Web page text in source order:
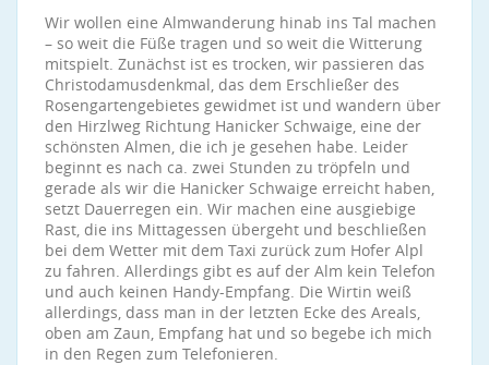
Wir wollen eine Almwanderung hinab ins Tal machen
– so weit die Füße tragen und so weit die Witterung
mitspielt. Zunächst ist es trocken, wir passieren das
Christodamusdenkmal, das dem Erschließer des
Rosengartengebietes gewidmet ist und wandern über
den Hirzlweg Richtung Hanicker Schwaige, eine der
schönsten Almen, die ich je gesehen habe. Leider
beginnt es nach ca. zwei Stunden zu tröpfeln und
gerade als wir die Hanicker Schwaige erreicht haben,
setzt Dauerregen ein. Wir machen eine ausgiebige
Rast, die ins Mittagessen übergeht und beschließen
bei dem Wetter mit dem Taxi zurück zum Hofer Alpl
zu fahren. Allerdings gibt es auf der Alm kein Telefon
und auch keinen Handy-Empfang. Die Wirtin weiß
allerdings, dass man in der letzten Ecke des Areals,
oben am Zaun, Empfang hat und so begebe ich mich
in den Regen zum Telefonieren.